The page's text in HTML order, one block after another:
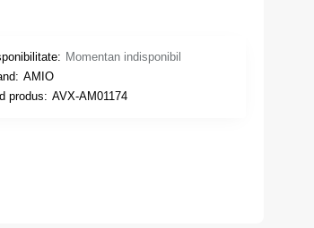
Momentan indisponibil
AMIO
produs: AVX-AM01174